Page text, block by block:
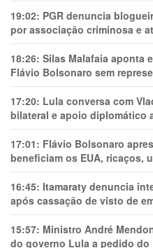
19:02: PGR denuncia
por associação criminosa e
18:26: Silas Malafaia aponta
Flávio Bolsonaro sem
17:20: Lula conversa com
bilateral e apoio diplomático
17:01: Flávio Bolsonaro
beneficiam os EUA, ricaços,
16:45: Itamaraty denuncia
após cassação de visto de
15:57: Ministro André
do governo Lula a pedido do